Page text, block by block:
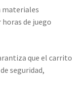
materiales
de juego
que el carrito
seguridad,